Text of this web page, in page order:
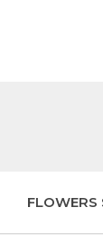
FLOWERS